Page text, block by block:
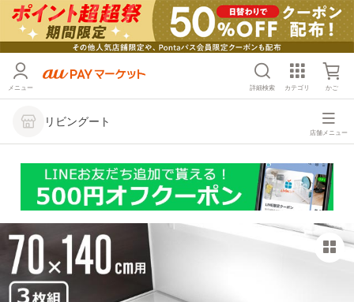
メニュー 詳細検索 カテゴリ かご
リビングート
店舗メニュー